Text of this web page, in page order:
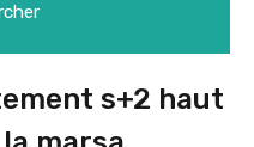
s+2 haut